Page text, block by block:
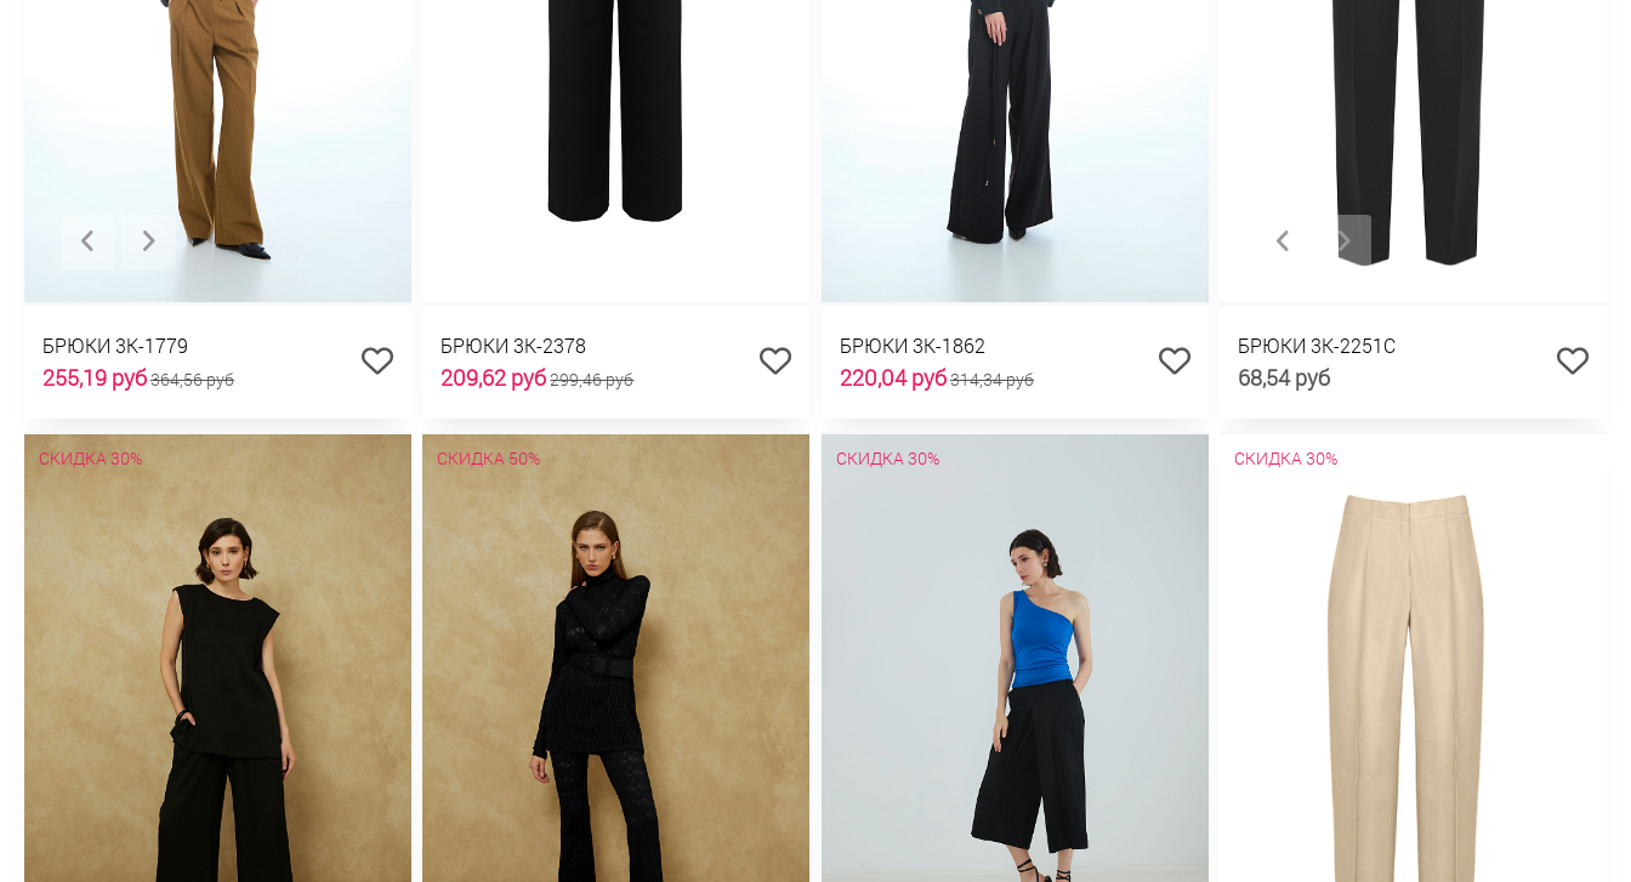
БРЮКИ 3К-1779
255,19 руб364,56 руб
БРЮКИ 3К-2378
209,62 руб299,46 руб
БРЮКИ 3К-1862
220,04 руб314,34 руб
БРЮКИ 3К-2251С
68,54 руб
СКИДКА 30% СКИДКА 50% СКИДКА 30% СКИДКА 30%